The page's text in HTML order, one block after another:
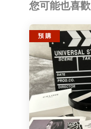
您可能也喜歡
預 購